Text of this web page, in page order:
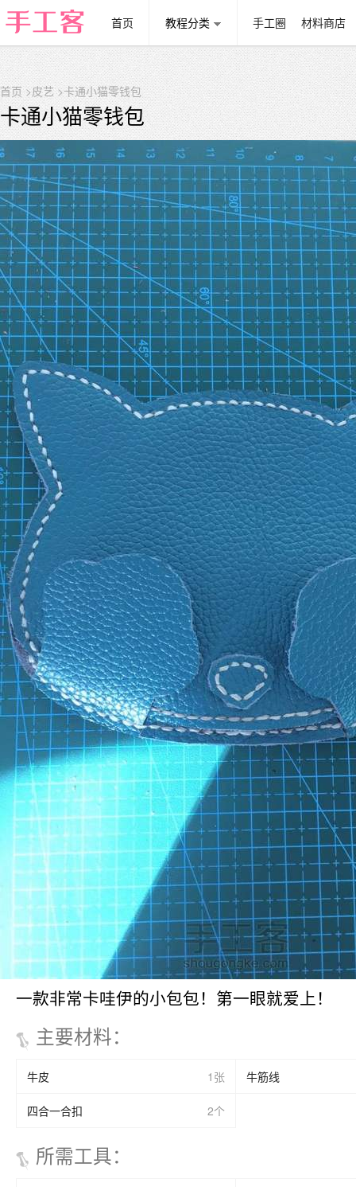
首页 教程分类 手工圈 材料商店
首页>皮艺>卡通小猫零钱包
卡通小猫零钱包
一款非常卡哇伊的小包包！第一眼就爱上！
主要材料：
牛皮 1张 牛筋线
四合一合扣 2个
所需工具：